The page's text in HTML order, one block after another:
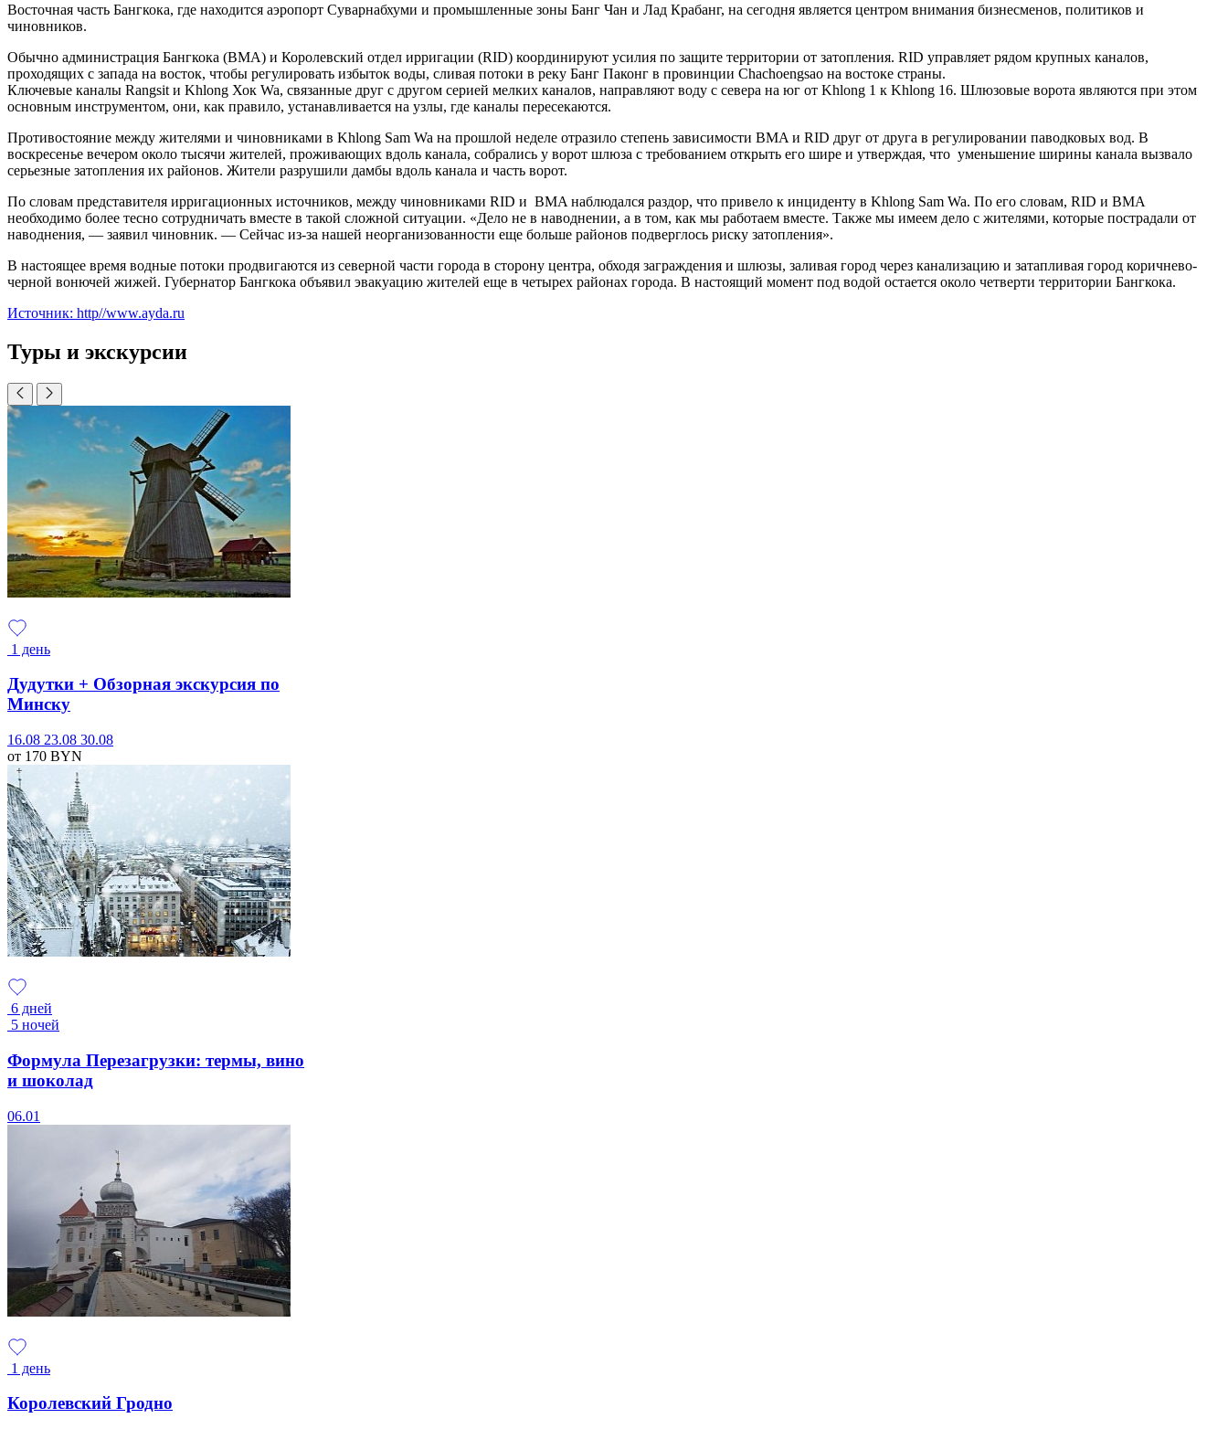
Восточная часть Бангкока, где находится аэропорт Суварнабхуми и промышленные зоны Банг Чан и Лад Крабанг, на сегодня является центром внимания бизнесменов, политиков и
чиновников.
Обычно администрация Бангкока (BMA) и Королевский отдел ирригации (RID) координируют усилия по защите территории от затопления. RID управляет рядом крупных каналов,
проходящих с запада на восток, чтобы регулировать избыток воды, сливая потоки в реку Банг Паконг в провинции Chachoengsao на востоке страны.
Ключевые каналы Rangsit и Khlong Хок Wa, связанные друг с другом серией мелких каналов, направляют воду с севера на юг от Khlong 1 к Khlong 16. Шлюзовые ворота являются при этом
основным инструментом, они, как правило, устанавливается на узлы, где каналы пересекаются.
Противостояние между жителями и чиновниками в Khlong Sam Wa на прошлой неделе отразило степень зависимости BMA и RID друг от друга в регулировании паводковых вод. В
воскресенье вечером около тысячи жителей, проживающих вдоль канала, собрались у ворот шлюза с требованием открыть его шире и утверждая, что уменьшение ширины канала вызвало
серьезные затопления их районов. Жители разрушили дамбы вдоль канала и часть ворот.
По словам представителя ирригационных источников, между чиновниками RID и BMA наблюдался раздор, что привело к инциденту в Khlong Sam Wa. По его словам, RID и BMA
необходимо более тесно сотрудничать вместе в такой сложной ситуации. «Дело не в наводнении, а в том, как мы работаем вместе. Также мы имеем дело с жителями, которые пострадали от
наводнения, — заявил чиновник. — Сейчас из-за нашей неорганизованности еще больше районов подверглось риску затопления».
В настоящее время водные потоки продвигаются из северной части города в сторону центра, обходя заграждения и шлюзы, заливая город через канализацию и затапливая город коричнево-
черной вонючей жижей. Губернатор Бангкока объявил эвакуацию жителей еще в четырех районах города. В настоящий момент под водой остается около четверти территории Бангкока.
Источник: http//www.ayda.ru
Туры и экскурсии
1 день
Дудутки + Обзорная экскурсия по
Минску
16.08 23.08 30.08
от 170 BYN
6 дней
5 ночей
Формула Перезагрузки: термы, вино
и шоколад
06.01
1 день
Королевский Гродно